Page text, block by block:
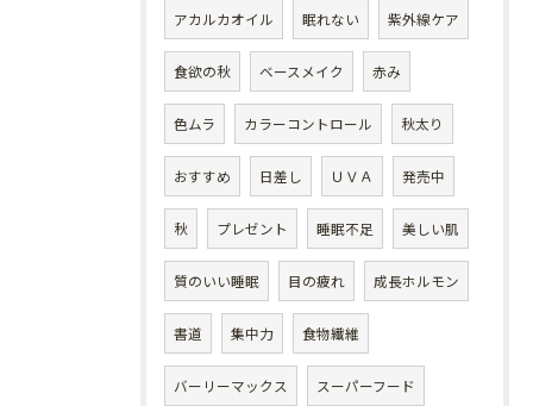
アカルカオイル 眠れない 紫外線ケア
食欲の秋 ベースメイク 赤み
色ムラ カラーコントロール 秋太り
おすすめ 日差し ＵＶＡ 発売中
秋 プレゼント 睡眠不足 美しい肌
質のいい睡眠 目の疲れ 成長ホルモン
書道 集中力 食物繊維
バーリーマックス スーパーフード